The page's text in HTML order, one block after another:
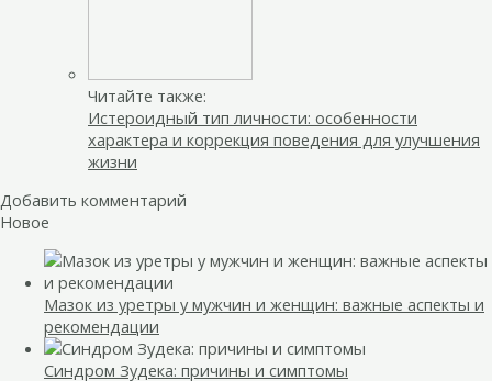
Читайте также:
Истероидный тип личности: особенности
характера и коррекция поведения для улучшения
жизни
Добавить комментарий
Новое
Мазок из уретры у мужчин и женщин: важные аспекты и
рекомендации
Синдром Зудека: причины и симптомы